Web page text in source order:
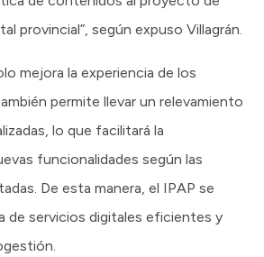
provincial”, según expuso Villagrán.
mejora la experiencia de los
permite llevar un relevamiento
lo que facilitará la
funcionalidades según las
De esta manera, el IPAP se
de servicios digitales eficientes y